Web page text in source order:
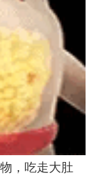
，吃走大肚